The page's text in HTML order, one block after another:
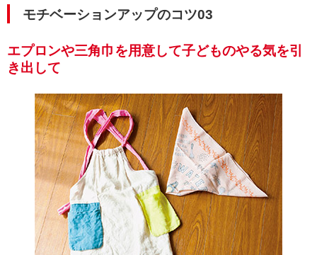
モチベーションアップのコツ03
エプロンや三角巾を用意して子どものやる気を引
き出して